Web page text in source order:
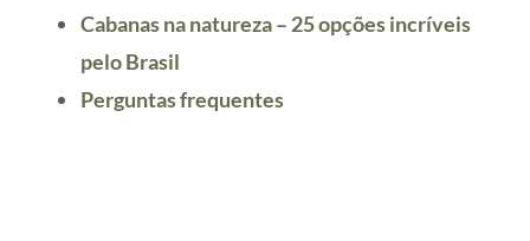
Cabanas na natureza – 25 opções incríveis
pelo Brasil
Perguntas frequentes